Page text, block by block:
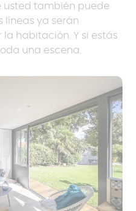
también puede
líneas ya serán
habitación. Y si estás
una escena.